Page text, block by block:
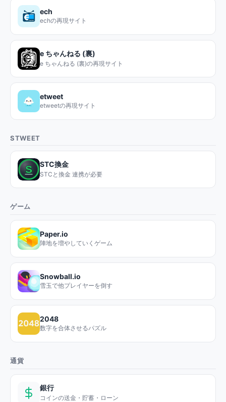
ech
echの再現サイト
e ちゃんねる (裏)
e ちゃんねる (裏)の再現サイト
etweet
etweetの再現サイト
STWEET
STC換金
STCと換金 連携が必要
ゲーム
Paper.io
陣地を増やしていくゲーム
Snowball.io
雪玉で他プレイヤーを倒す
2048
数字を合体させるパズル
通貨
銀行
コインの送金・貯蓄・ローン